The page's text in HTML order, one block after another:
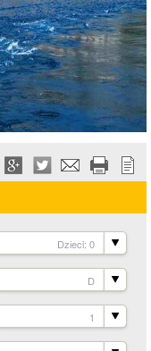
Dzieci: 0
D
1